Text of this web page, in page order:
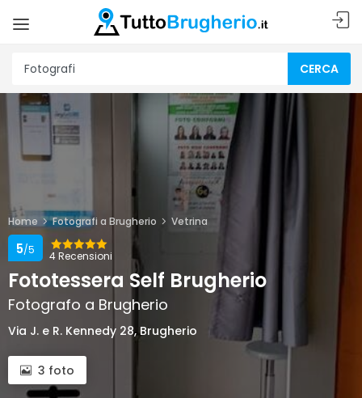
CERCA
Home Fotografi a Brugherio Vetrina
4 Recensioni
5/5
Fototessera Self Brugherio
Fotografo a Brugherio
Via J. e R. Kennedy 28, Brugherio
3 foto